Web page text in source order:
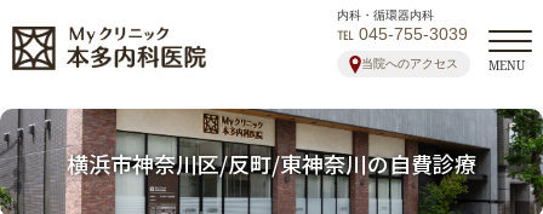
内科・循環器内科
℡ 045-755-3039
当院へのアクセス MENU
横浜市神奈川区/反町/東神奈川の自費診療